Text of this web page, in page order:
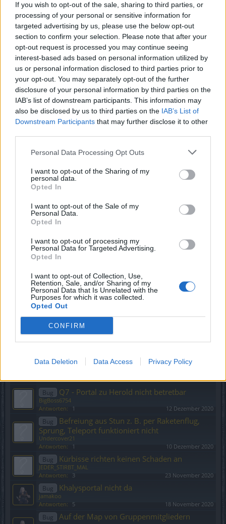
If you wish to opt-out of the sale, sharing to third parties, or
processing of your personal or sensitive information for
targeted advertising by us, please use the below opt-out
section to confirm your selection. Please note that after your
opt-out request is processed you may continue seeing
interest-based ads based on personal information utilized by
us or personal information disclosed to third parties prior to
your opt-out. You may separately opt-out of the further
disclosure of your personal information by third parties on the
IAB’s list of downstream participants. This information may
also be disclosed by us to third parties on the IAB’s List of
Downstream Participants that may further disclose it to other
Personal Data Processing Opt Outs
I want to opt-out of the Sharing of my
personal data.
Opted In
I want to opt-out of the Sale of my
Personal Data.
Opted In
I want to opt-out of processing my
Personal Data for Targeted Advertising.
Opted In
I want to opt-out of Collection, Use,
Retention, Sale, and/or Sharing of my
Personal Data that Is Unrelated with the
Purposes for which it was collected.
Opted Out
CONFIRM
Data Deletion Data Access Privacy Policy
Lorindel
Antworten: 7 4 August 2025
Bug Zu viel Wölfe
Znoffi
Antworten:
Bug Keine Materie-Fragmente "Insel Stonekeep"
Antworten: 6 24 Juni 2024
Urfunken
Saabia
Antworten: 3 28 Februar 2024
Bug Mächtigen Sucher 6er Set-Effekte
KolaKojak
mcdoc ... 2
Bug Anzeige im Spiel (Deutsch nicht lesbar)
Kopfkranke ...
Antworten:
adrian157
Antworten: 5 21 Juni 2022
HugoRauflust
Antworten: 8 11 Juni 2021
Bug
Was ist ein würdiger Gebietswächter
maju01
Antworten: 13 5 Mai 2021
Bug
Opal kann trotz vorhandenem Rezept nicht
hergestellt werden
Antworten:
6
Bug Geheimer Skill für Magier?
stoney
Bug Grelle Angriffsfertigkeiten
Antworten: 11 4 Februar 2021
Bug Q7 - Portal zu Herold nicht betretbar
BigBoss6754
Antworten:
1 12 Dezember 2020
Bug
Befreiung aus Stun z. B. per Raketenflug,
Sprung, Teleport funktioniert nicht
Undercover21
Antworten:
1 10 Dezember 2020
Bug Kürbisse richten keinen Schaden an
JEDER_STIRBT_MAL
Antworten:
3 23 November 2020
Bug Khalysportal nicht da
jamakoo
Antworten:
5 18 November 2020
Bug
Auf der Map von Gruppenmitgliedern